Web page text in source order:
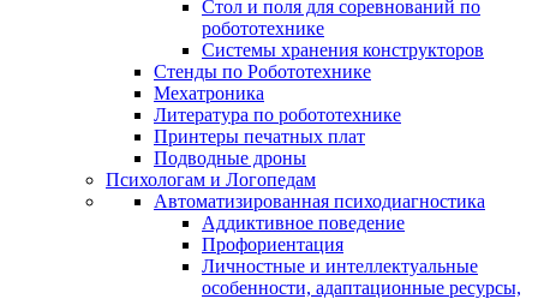
Стол и поля для соревнований по
робототехнике
Системы хранения конструкторов
Стенды по Робототехнике
Мехатроника
Литература по робототехнике
Принтеры печатных плат
Подводные дроны
Психологам и Логопедам
Автоматизированная психодиагностика
Аддиктивное поведение
Профориентация
Личностные и интеллектуальные
особенности, адаптационные ресурсы,